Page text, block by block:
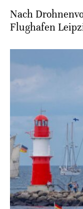
Nach
Flughafen